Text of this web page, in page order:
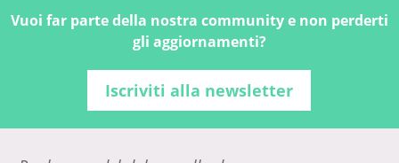
Vuoi far parte della nostra community e non perderti
gli aggiornamenti?
Iscriviti alla newsletter